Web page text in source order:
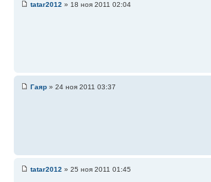
tatar2012 » 18 ноя 2011 02:04
Гаяр » 24 ноя 2011 03:37
tatar2012 » 25 ноя 2011 01:45